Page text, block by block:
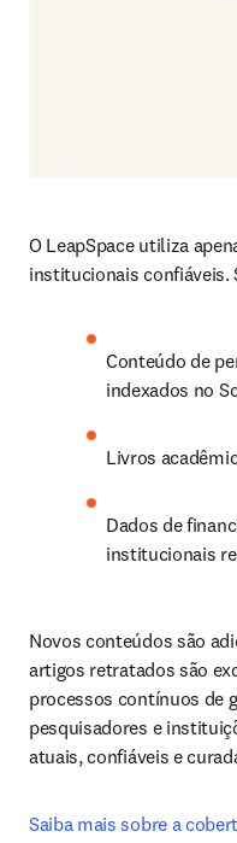
O LeapSpace utiliza
institucionais confiáveis.
Conteúdo de
indexados no
Livros
Dados de
institucionais
Novos conteúdos são
artigos retratados são
processos contínuos de
pesquisadores e
atuais, confiáveis e
Saiba mais sobre a